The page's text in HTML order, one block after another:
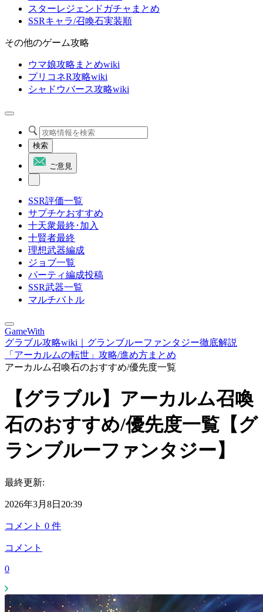
スターレジェンドガチャまとめ
SSRキャラ/召喚石実装順
その他のゲーム攻略
ウマ娘攻略まとめwiki
プリコネR攻略wiki
シャドウバース攻略wiki
検索
ご意見
SSR評価一覧
サプチケおすすめ
十天衆最終･加入
十賢者最終
理想武器編成
ジョブ一覧
パーティ編成投稿
SSR武器一覧
マルチバトル
GameWith
グラブル攻略wiki｜グランブルーファンタジー徹底解説
「アーカルムの転世」攻略/進め方まとめ
アーカルム召喚石のおすすめ/優先度一覧
【グラブル】アーカルム召喚
石のおすすめ/優先度一覧【グ
ランブルーファンタジー】
最終更新:
2026年3月8日20:39
コメント 0 件
コメント
0